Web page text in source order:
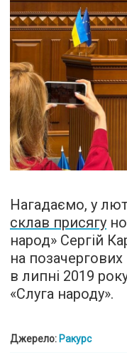
Нагадаємо, у
склав присягу
народ» Сергій
на
в липні 2019
«Слуга народу».
Джерело: Ракурс